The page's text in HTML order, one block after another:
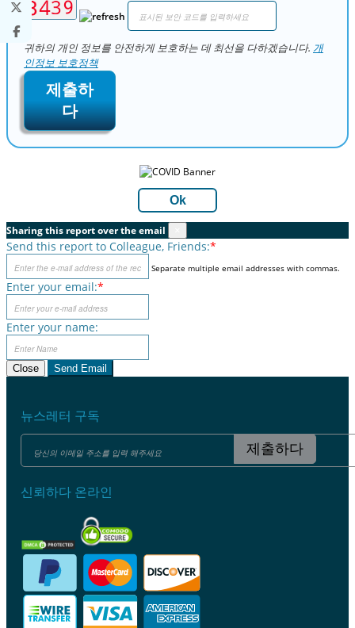
귀하의 개인 정보를 안전하게 보호하는 데 최선을 다하겠습니다. 개
인정보 보호정책
제출하
다
Ok
Sharing this report over the email
Send this report to Colleague, Friends:*
Separate multiple email addresses with commas.
Enter your email:*
Enter your name:
Close Send Email
뉴스레터 구독
제출하다
신뢰하다 온라인